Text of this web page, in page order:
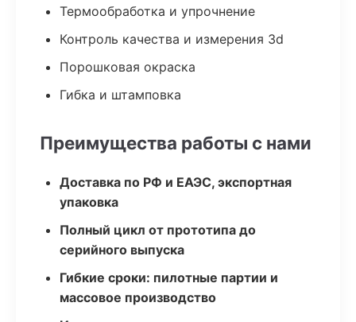
Термообработка и упрочнение
Контроль качества и измерения 3d
Порошковая окраска
Гибка и штамповка
Преимущества работы с нами
Доставка по РФ и ЕАЭС, экспортная
упаковка
Полный цикл от прототипа до
серийного выпуска
Гибкие сроки: пилотные партии и
массовое производство